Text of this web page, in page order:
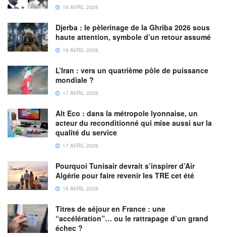
19 AVRIL 2026
Djerba : le pèlerinage de la Ghriba 2026 sous
haute attention, symbole d’un retour assumé
18 AVRIL 2026
L’Iran : vers un quatrième pôle de puissance
mondiale ?
17 AVRIL 2026
Alt Eco : dans la métropole lyonnaise, un
acteur du reconditionné qui mise aussi sur la
qualité du service
17 AVRIL 2026
Pourquoi Tunisair devrait s’inspirer d’Air
Algérie pour faire revenir les TRE cet été
16 AVRIL 2026
Titres de séjour en France : une
“accélération”… ou le rattrapage d’un grand
échec ?